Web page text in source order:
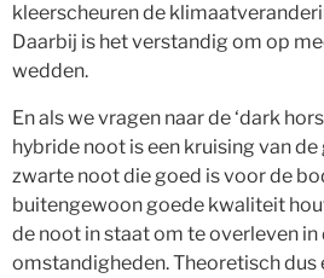
kleerscheuren de
Daarbij is het verstandig om op
wedden.
En als we vragen naar de ‘dark
hybride noot is een kruising van
zwarte noot die goed is voor de
buitengewoon goede kwaliteit
de noot in staat om te overleven
omstandigheden. Theoretisch